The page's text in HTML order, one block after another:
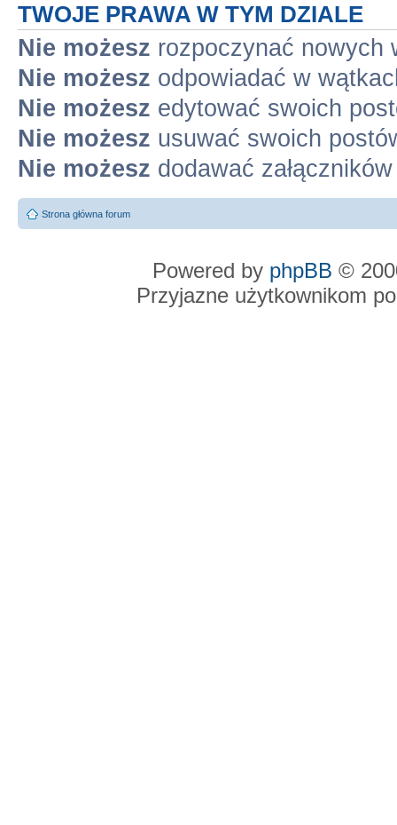
TWOJE PRAWA W TYM DZIALE
Nie możesz rozpoczynać nowych
Nie możesz odpowiadać w
Nie możesz edytować swoich
Nie możesz usuwać swoich
Nie możesz dodawać załączników
Strona główna forum
Powered by phpBB ©
Przyjazne użytkownikom